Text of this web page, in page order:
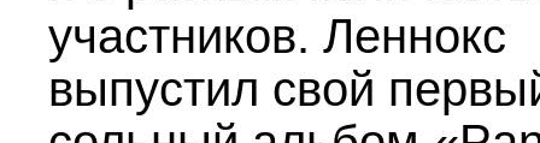
участников. Леннокс
выпустил свой